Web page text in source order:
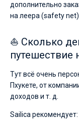
дополнительно
на леера (safety net).
⛵ Сколько
путешествие
Тут всё очень
Пхукете, от
доходов и т. д.
Sailica рекомендует: